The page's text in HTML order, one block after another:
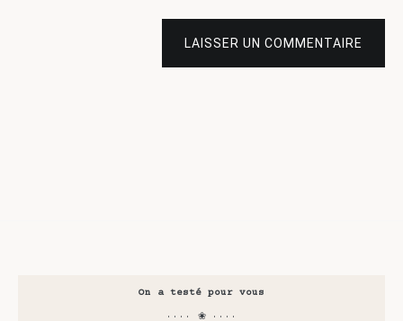
LAISSER UN COMMENTAIRE
On a testé pour vous
···· ❀ ····